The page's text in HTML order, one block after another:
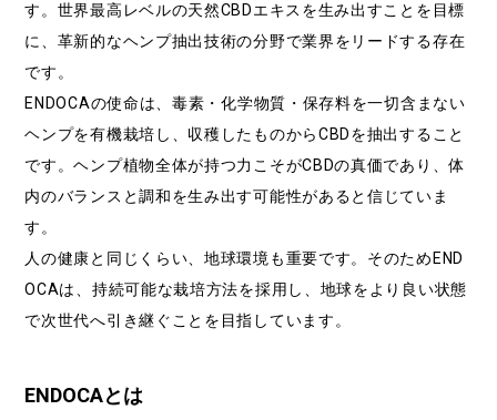
す。世界最高レベルの天然CBDエキスを生み出すことを目標
に、革新的なヘンプ抽出技術の分野で業界をリードする存在
です。
ENDOCAの使命は、毒素・化学物質・保存料を一切含まない
ヘンプを有機栽培し、収穫したものからCBDを抽出すること
です。ヘンプ植物全体が持つ力こそがCBDの真価であり、体
内のバランスと調和を生み出す可能性があると信じていま
す。
人の健康と同じくらい、地球環境も重要です。そのためEND
OCAは、持続可能な栽培方法を採用し、地球をより良い状態
で次世代へ引き継ぐことを目指しています。
ENDOCAとは